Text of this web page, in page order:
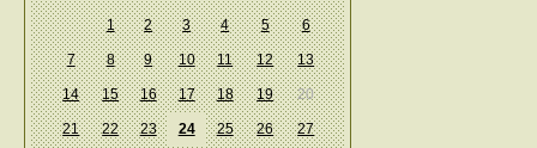
1 2 3 4 5 6
7 8 9 10 11 12 13
14 15 16 17 18 19 20
21 22 23 24 25 26 27